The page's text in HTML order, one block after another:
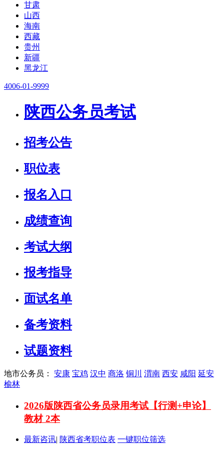
甘肃
山西
海南
西藏
贵州
新疆
黑龙江
4006-01-9999
陕西公务员考试
招考公告
职位表
报名入口
成绩查询
考试大纲
报考指导
面试名单
备考资料
试题资料
地市公务员： 安康 宝鸡 汉中 商洛 铜川 渭南 西安 咸阳 延安
榆林
2026版陕西省公务员录用考试【行测+申论】
教材 2本
最新咨讯 陕西省考职位表 一键职位筛选